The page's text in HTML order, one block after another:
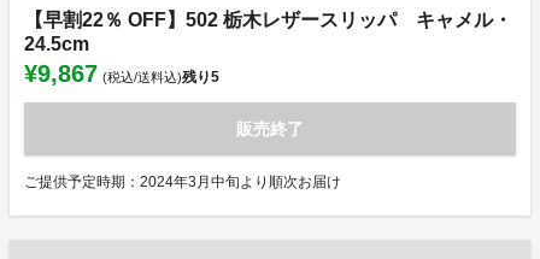
【早割22％ OFF】502 栃木レザースリッパ キャメル・
24.5cm
¥9,867 (税込/送料込)残り5
販売終了
ご提供予定時期：2024年3月中旬より順次お届け